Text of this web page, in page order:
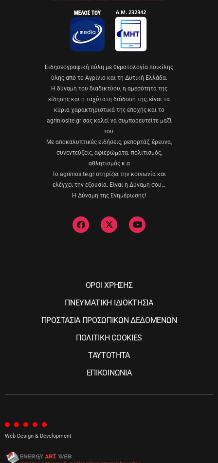
Eιδησεογραφική πύλη με θεματολογία ποικίλης
ύλης από το Αγρίνιο και τη Δυτική Ελλάδα.
Η δύναμη του διαδικτύου, η αμεσότητα της
είδησης και η ταχύτατη διάδοσή της, είναι τα
κύρια χαρακτηριστικά της εποχής και το
agriniosite.gr σας καλεί να συμπορευτείτε μαζί
του.
Με αποκαλυπτικές ειδήσεις, ρεπορτάζ, έρευνα,
συνεντεύξεις, αφιερώματα. πολιτισμός,
αθλητισμός κ.α
Το agriniosite.gr στηρίζει την κοινωνία και
ελέγχει την εξουσία. Είναι η Δύναμη σου…
Η Δύναμη της Ενημέρωσης!
ΟΡΟΙ ΧΡΗΣΗΣ
ΠΝΕΥΜΑΤΙΚΗ ΙΔΙΟΚΤΗΣΙΑ
ΠΡΟΣΤΑΣΙΑ ΠΡΟΣΩΠΙΚΩΝ ΔΕΔΟΜΕΝΩΝ
ΠΟΛΙΤΙΚΗ COOKIES
ΤΑΥΤΟΤΗΤΑ
ΕΠΙΚΟΙΝΩΝΙΑ
Web Design & Development